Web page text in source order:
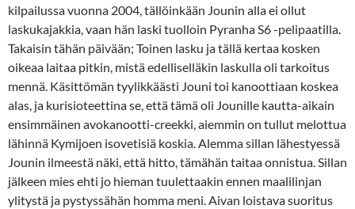
kilpailussa vuonna 2004, tällöinkään Jounin alla ei ollut
laskukajakkia, vaan hän laski tuolloin Pyranha S6 -pelipaatilla.
Takaisin tähän päivään; Toinen lasku ja tällä kertaa kosken
oikeaa laitaa pitkin, mistä edelliselläkin laskulla oli tarkoitus
mennä. Käsittömän tyylikkäästi Jouni toi kanoottiaan koskea
alas, ja kurisioteettina se, että tämä oli Jounille kautta-aikain
ensimmäinen avokanootti-creekki, aiemmin on tullut melottua
lähinnä Kymijoen isovetisiä koskia. Alemma sillan lähestyessä
Jounin ilmeestä näki, että hitto, tämähän taitaa onnistua. Sillan
jälkeen mies ehti jo hieman tuulettaakin ennen maalilinjan
ylitystä ja pystyssähän homma meni. Aivan loistava suoritus